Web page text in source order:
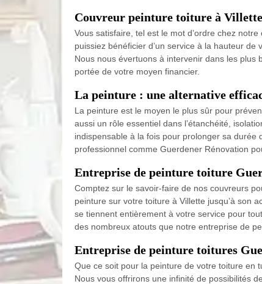
Couvreur peinture toiture à
Vous satisfaire, tel est le mot d’ordre chez
puissiez bénéficier d’un service à la hauteur
Nous nous évertuons à intervenir dans les
portée de votre moyen financier.
La peinture : une alternative
La peinture est le moyen le plus sûr pour
aussi un rôle essentiel dans l’étanchéité,
indispensable à la fois pour prolonger sa durée
professionnel comme Guerdener Rénovation
Entreprise de peinture toiture
Comptez sur le savoir-faire de nos couvreurs
peinture sur votre toiture à Villette jusqu’à son
se tiennent entièrement à votre service pour
des nombreux atouts que notre entreprise de
Entreprise de peinture toitures
Que ce soit pour la peinture de votre toiture en
Nous vous offrirons une infinité de possibilités